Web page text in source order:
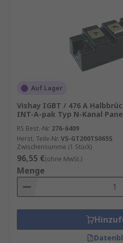
Auf Lager
Vishay IGBT / 476 A
INT-A-pak Typ N-Kanal
RS Best.-Nr. 276-6409
Herst. Teile-Nr. VS-GT200TS065S
Zwischensumme (1 Stück)
96,55 €(ohne MwSt.)
Menge